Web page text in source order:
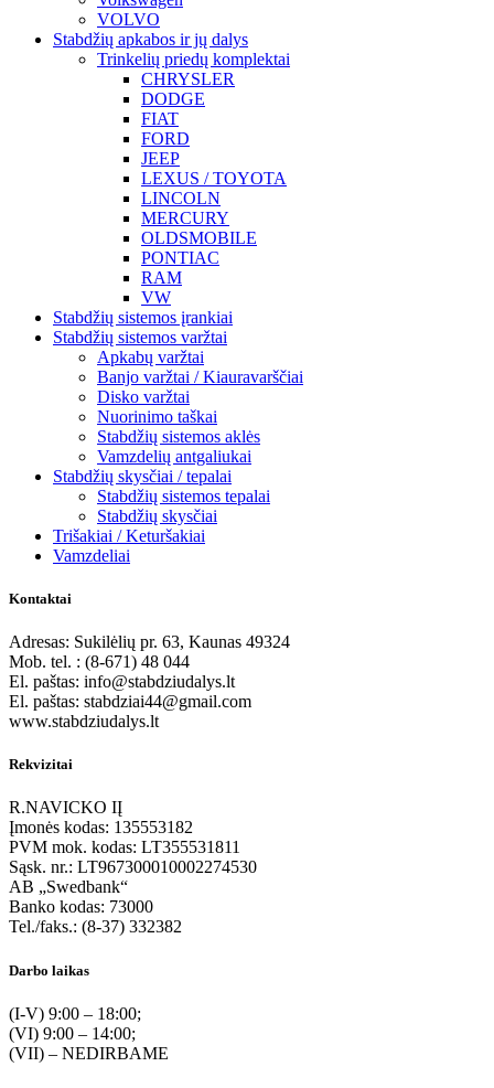
VOLVO
Stabdžių apkabos ir jų dalys
Trinkelių priedų komplektai
CHRYSLER
DODGE
FIAT
FORD
JEEP
LEXUS / TOYOTA
LINCOLN
MERCURY
OLDSMOBILE
PONTIAC
RAM
VW
Stabdžių sistemos įrankiai
Stabdžių sistemos varžtai
Apkabų varžtai
Banjo varžtai / Kiauravarščiai
Disko varžtai
Nuorinimo taškai
Stabdžių sistemos aklės
Vamzdelių antgaliukai
Stabdžių skysčiai / tepalai
Stabdžių sistemos tepalai
Stabdžių skysčiai
Trišakiai / Keturšakiai
Vamzdeliai
Kontaktai
Adresas: Sukilėlių pr. 63, Kaunas 49324
Mob. tel. : (8-671) 48 044
El. paštas: info@stabdziudalys.lt
El. paštas: stabdziai44@gmail.com
www.stabdziudalys.lt
Rekvizitai
R.NAVICKO IĮ
Įmonės kodas: 135553182
PVM mok. kodas: LT355531811
Sąsk. nr.: LT967300010002274530
AB „Swedbank“
Banko kodas: 73000
Tel./faks.: (8-37) 332382
Darbo laikas
(I-V) 9:00 – 18:00;
(VI) 9:00 – 14:00;
(VII) – NEDIRBAME